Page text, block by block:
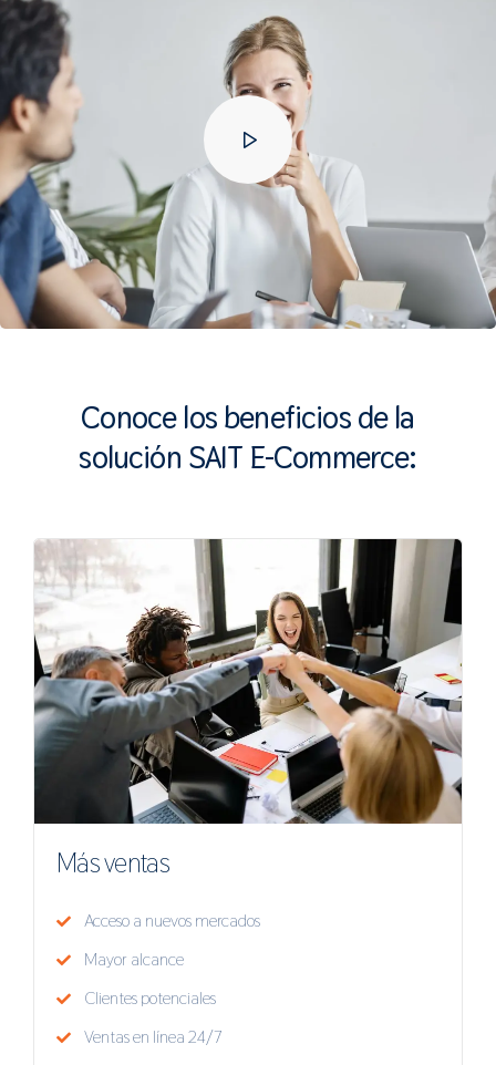
Conoce los beneficios de la
solución SAIT E-Commerce:
Más ventas
Acceso a nuevos mercados
Mayor alcance
Clientes potenciales
Ventas en línea 24/7